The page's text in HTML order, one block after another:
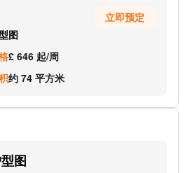
Stop MC
I
图
£ 646 起/周
约 74 平方米
立即预定
图